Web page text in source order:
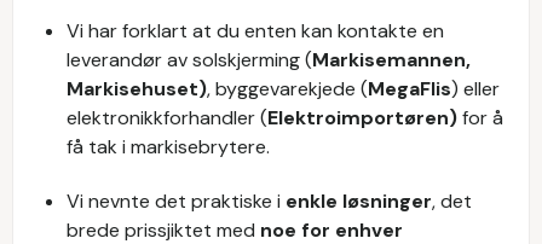
Vi har forklart at du enten kan kontakte en
leverandør av solskjerming (Markisemannen,
Markisehuset), byggevarekjede (MegaFlis) eller
elektronikkforhandler (Elektroimportøren)for å
få tak i markisebrytere.
Vi nevnte det praktiske i enkle løsninger, det
brede prissjiktet med noe for enhver